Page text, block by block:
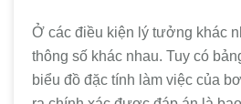
Ở các điều kiện lý tưởng khác
thông số khác nhau. Tuy có
biểu đồ đặc tính làm việc của